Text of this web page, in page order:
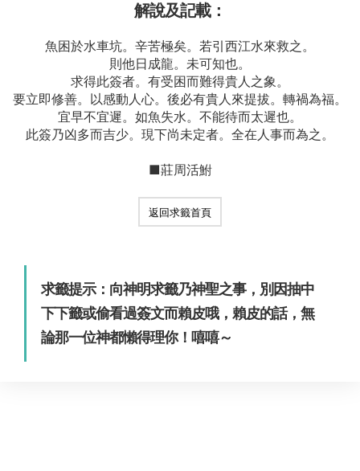
解說及記載：
魚困於水車坑。辛苦極矣。若引西江水來救之。
則他日成龍。未可知也。
求得此簽者。有受困而難得貴人之象。
要立即修善。以感動人心。後必有貴人來提拔。轉禍為福。
宜早不宜遲。如魚失水。不能待而太遲也。
此簽乃凶多而吉少。現下尚未定者。全在人事而為之。
■莊周活鮒
返回求籤首頁
求籤提示：向神明求籤乃神聖之事，別因抽中
下下籤或偷看過簽文而賴皮哦，賴皮的話，無
論那一位神都懶得理你！嘻嘻～